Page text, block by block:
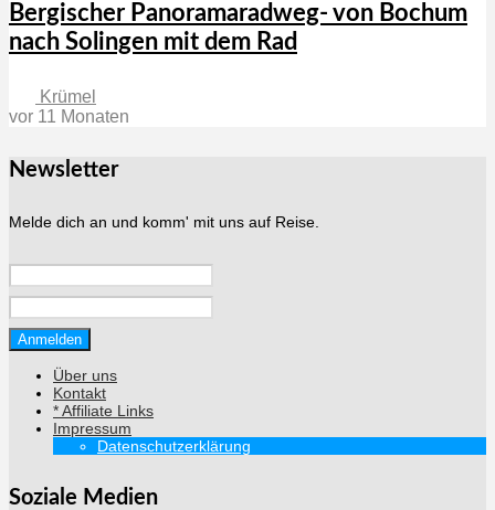
Bergischer Panoramaradweg- von Bochum
nach Solingen mit dem Rad
Krümel
vor 11 Monaten
Newsletter
Melde dich an und komm' mit uns auf Reise.
Über uns
Kontakt
* Affiliate Links
Impressum
Datenschutzerklärung
Soziale Medien